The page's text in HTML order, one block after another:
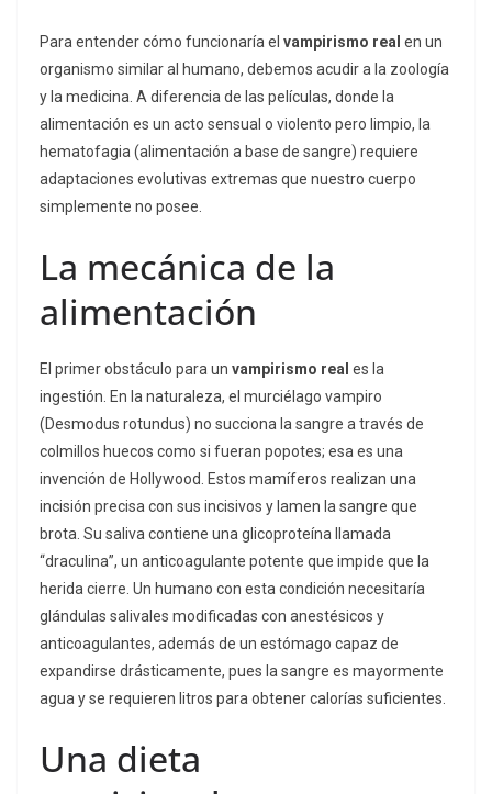
Para entender cómo funcionaría el vampirismo real en un
organismo similar al humano, debemos acudir a la zoología
y la medicina. A diferencia de las películas, donde la
alimentación es un acto sensual o violento pero limpio, la
hematofagia (alimentación a base de sangre) requiere
adaptaciones evolutivas extremas que nuestro cuerpo
simplemente no posee.
La mecánica de la
alimentación
El primer obstáculo para un vampirismo real es la
ingestión. En la naturaleza, el murciélago vampiro
(Desmodus rotundus) no succiona la sangre a través de
colmillos huecos como si fueran popotes; esa es una
invención de Hollywood. Estos mamíferos realizan una
incisión precisa con sus incisivos y lamen la sangre que
brota. Su saliva contiene una glicoproteína llamada
“draculina”, un anticoagulante potente que impide que la
herida cierre. Un humano con esta condición necesitaría
glándulas salivales modificadas con anestésicos y
anticoagulantes, además de un estómago capaz de
expandirse drásticamente, pues la sangre es mayormente
agua y se requieren litros para obtener calorías suficientes.
Una dieta